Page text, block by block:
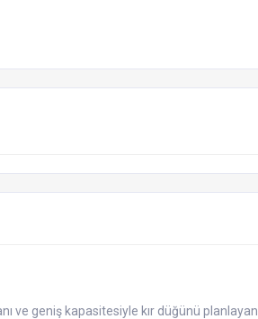
ve geniş kapasitesiyle kır düğünü planlayan